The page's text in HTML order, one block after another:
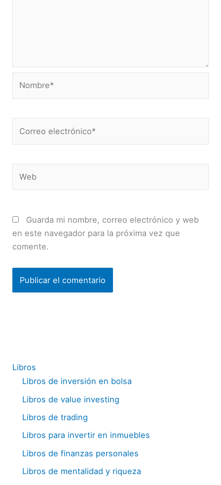
electrónico*
Guarda mi nombre, correo electrónico y web
en este navegador para la próxima vez que
comente.
Libros
Libros de inversión en bolsa
Libros de value investing
Libros de trading
Libros para invertir en inmuebles
Libros de finanzas personales
Libros de mentalidad y riqueza